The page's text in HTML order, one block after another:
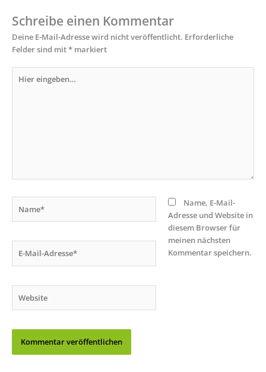
Schreibe einen Kommentar
Deine E-Mail-Adresse wird nicht veröffentlicht. Erforderliche
Felder sind mit* markiert
eingeben…
Mail-
Name, E-Mail-
Adresse und Website in
diesem Browser für
meinen nächsten
Kommentar speichern.